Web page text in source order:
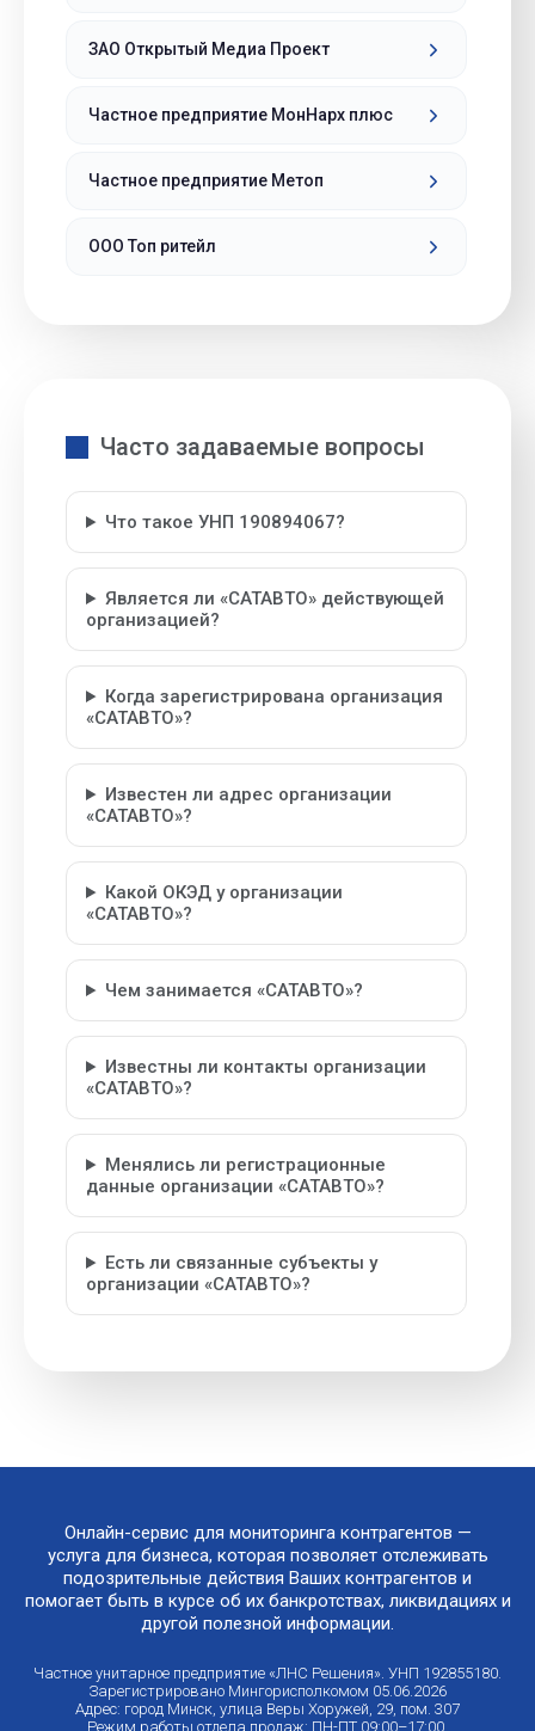
ЗАО Открытый Медиа Проект
Частное предприятие МонНарх плюс
Частное предприятие Метоп
ООО Топ ритейл
Часто задаваемые вопросы
Что такое УНП 190894067?
Является ли «САТАВТО» действующей
организацией?
Когда зарегистрирована организация
«САТАВТО»?
Известен ли адрес организации
«САТАВТО»?
Какой ОКЭД у организации
«САТАВТО»?
Чем занимается «САТАВТО»?
Известны ли контакты организации
«САТАВТО»?
Менялись ли регистрационные
данные организации «САТАВТО»?
Есть ли связанные субъекты у
организации «САТАВТО»?
Онлайн-сервис для мониторинга контрагентов —
услуга для бизнеса, которая позволяет отслеживать
подозрительные действия Ваших контрагентов и
помогает быть в курсе об их банкротствах, ликвидациях и
другой полезной информации.
Частное унитарное предприятие «ЛНС Решения». УНП 192855180.
Зарегистрировано Мингорисполкомом 05.06.2026
Адрес: город Минск, улица Веры Хоружей, 29, пом. 307
Режим работы отдела продаж: ПН-ПТ 09:00–17:00.